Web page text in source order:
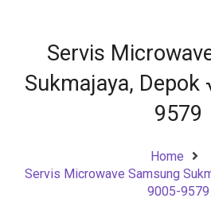
Servis
Sukmajaya, Depok
9579
Home
Servis Microwave Samsung
9005-9579